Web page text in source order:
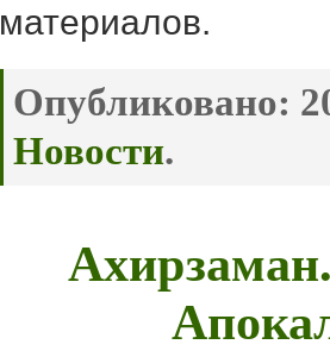
материалов.
Опубликовано:
Новости.